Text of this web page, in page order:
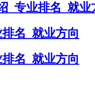
_专业排名_就业
名_就业方向
名_就业方向